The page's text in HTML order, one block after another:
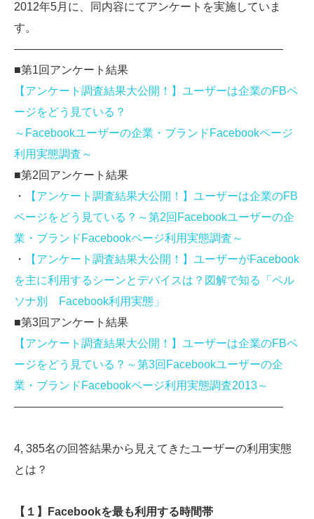
2012年5月に、同内容にてアンケートを実施していま
す。
————————————————————————
■第1回アンケート結果
【アンケート調査結果大公開！】ユーザーは企業のFBペ
ージをどう見ている？
～Facebookユーザーの企業・ブランドFacebookページ
利用実態調査～
■第2回アンケート結果
・
【アンケート調査結果大公開！】ユーザーは企業のFB
ページをどう見ている？～第2回Facebookユーザーの企
業・ブランドFacebookページ利用実態調査～
・
【アンケート調査結果大公開！】ユーザーがFacebook
を主に利用するシーンとデバイスは？図解で知る「ペル
ソナ別 Facebook利用実態」
■第3回アンケート結果
【アンケート調査結果大公開！】ユーザーは企業のFBペ
ージをどう見ている？～第3回Facebookユーザーの企
業・ブランドFacebookページ利用実態調査2013～
————————————————————————
4, 385名の回答結果から見えてきたユーザーの利用実態
とは？
【１】Facebookを最も利用する時間帯